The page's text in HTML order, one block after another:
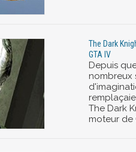
The Dark
GTA IV
Depuis
nombreux
The Dark
moteur de